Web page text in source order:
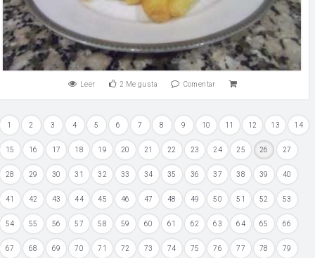
Leer 2 Me gusta Comentar
1 2 3 4 5 6 7 8 9 10 11 12 13 14
15 16 17 18 19 20 21 22 23 24 25 26 27
28 29 30 31 32 33 34 35 36 37 38 39 40
41 42 43 44 45 46 47 48 49 50 51 52 53
54 55 56 57 58 59 60 61 62 63 64 65 66
67 68 69 70 71 72 73 74 75 76 77 78 79